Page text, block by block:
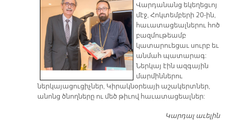
Վարդանանց եկեղեցւոյ
մէջ, Հոկտեմբերի 20-ին,
հաւատացեալներու հոծ
բազմութեամբ
կատարուեցաւ սուրբ եւ
անմահ պատարագ:
Ներկայ էին ազգային
մարմիններու
ներկայացուցիչներ, Կիրակնօրեայի աշակերտներ,
անոնց ծնողները ու մեծ թիւով հաւատացեալներ:
Կարդալ աւելին